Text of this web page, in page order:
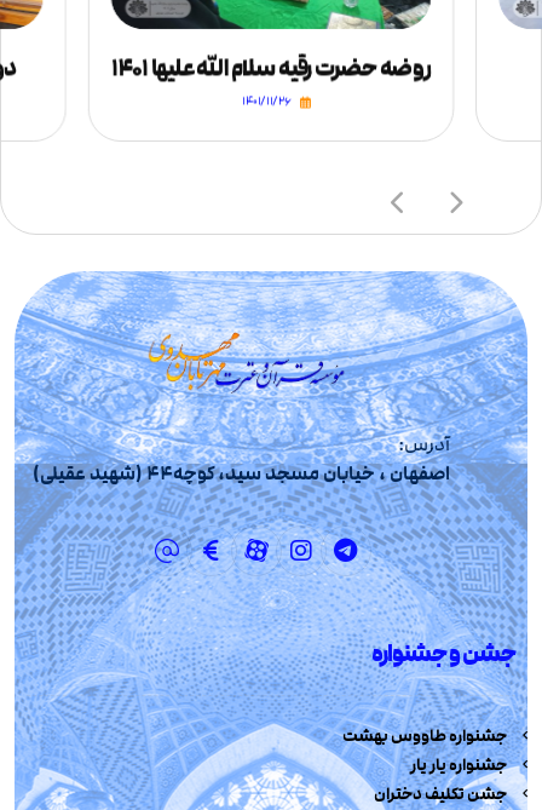
روضه حضرت رقیه سلام الله علیها ۱۴۰۱
۱۴۰۱/۱۱/۲۶
آدرس:
اصفهان ، خیابان مسجد سید، کوچه44 (شهید عقیلی)
جشن و جشنواره
جشنواره طاووس بهشت
جشنواره یار یار
جشن تکلیف دختران